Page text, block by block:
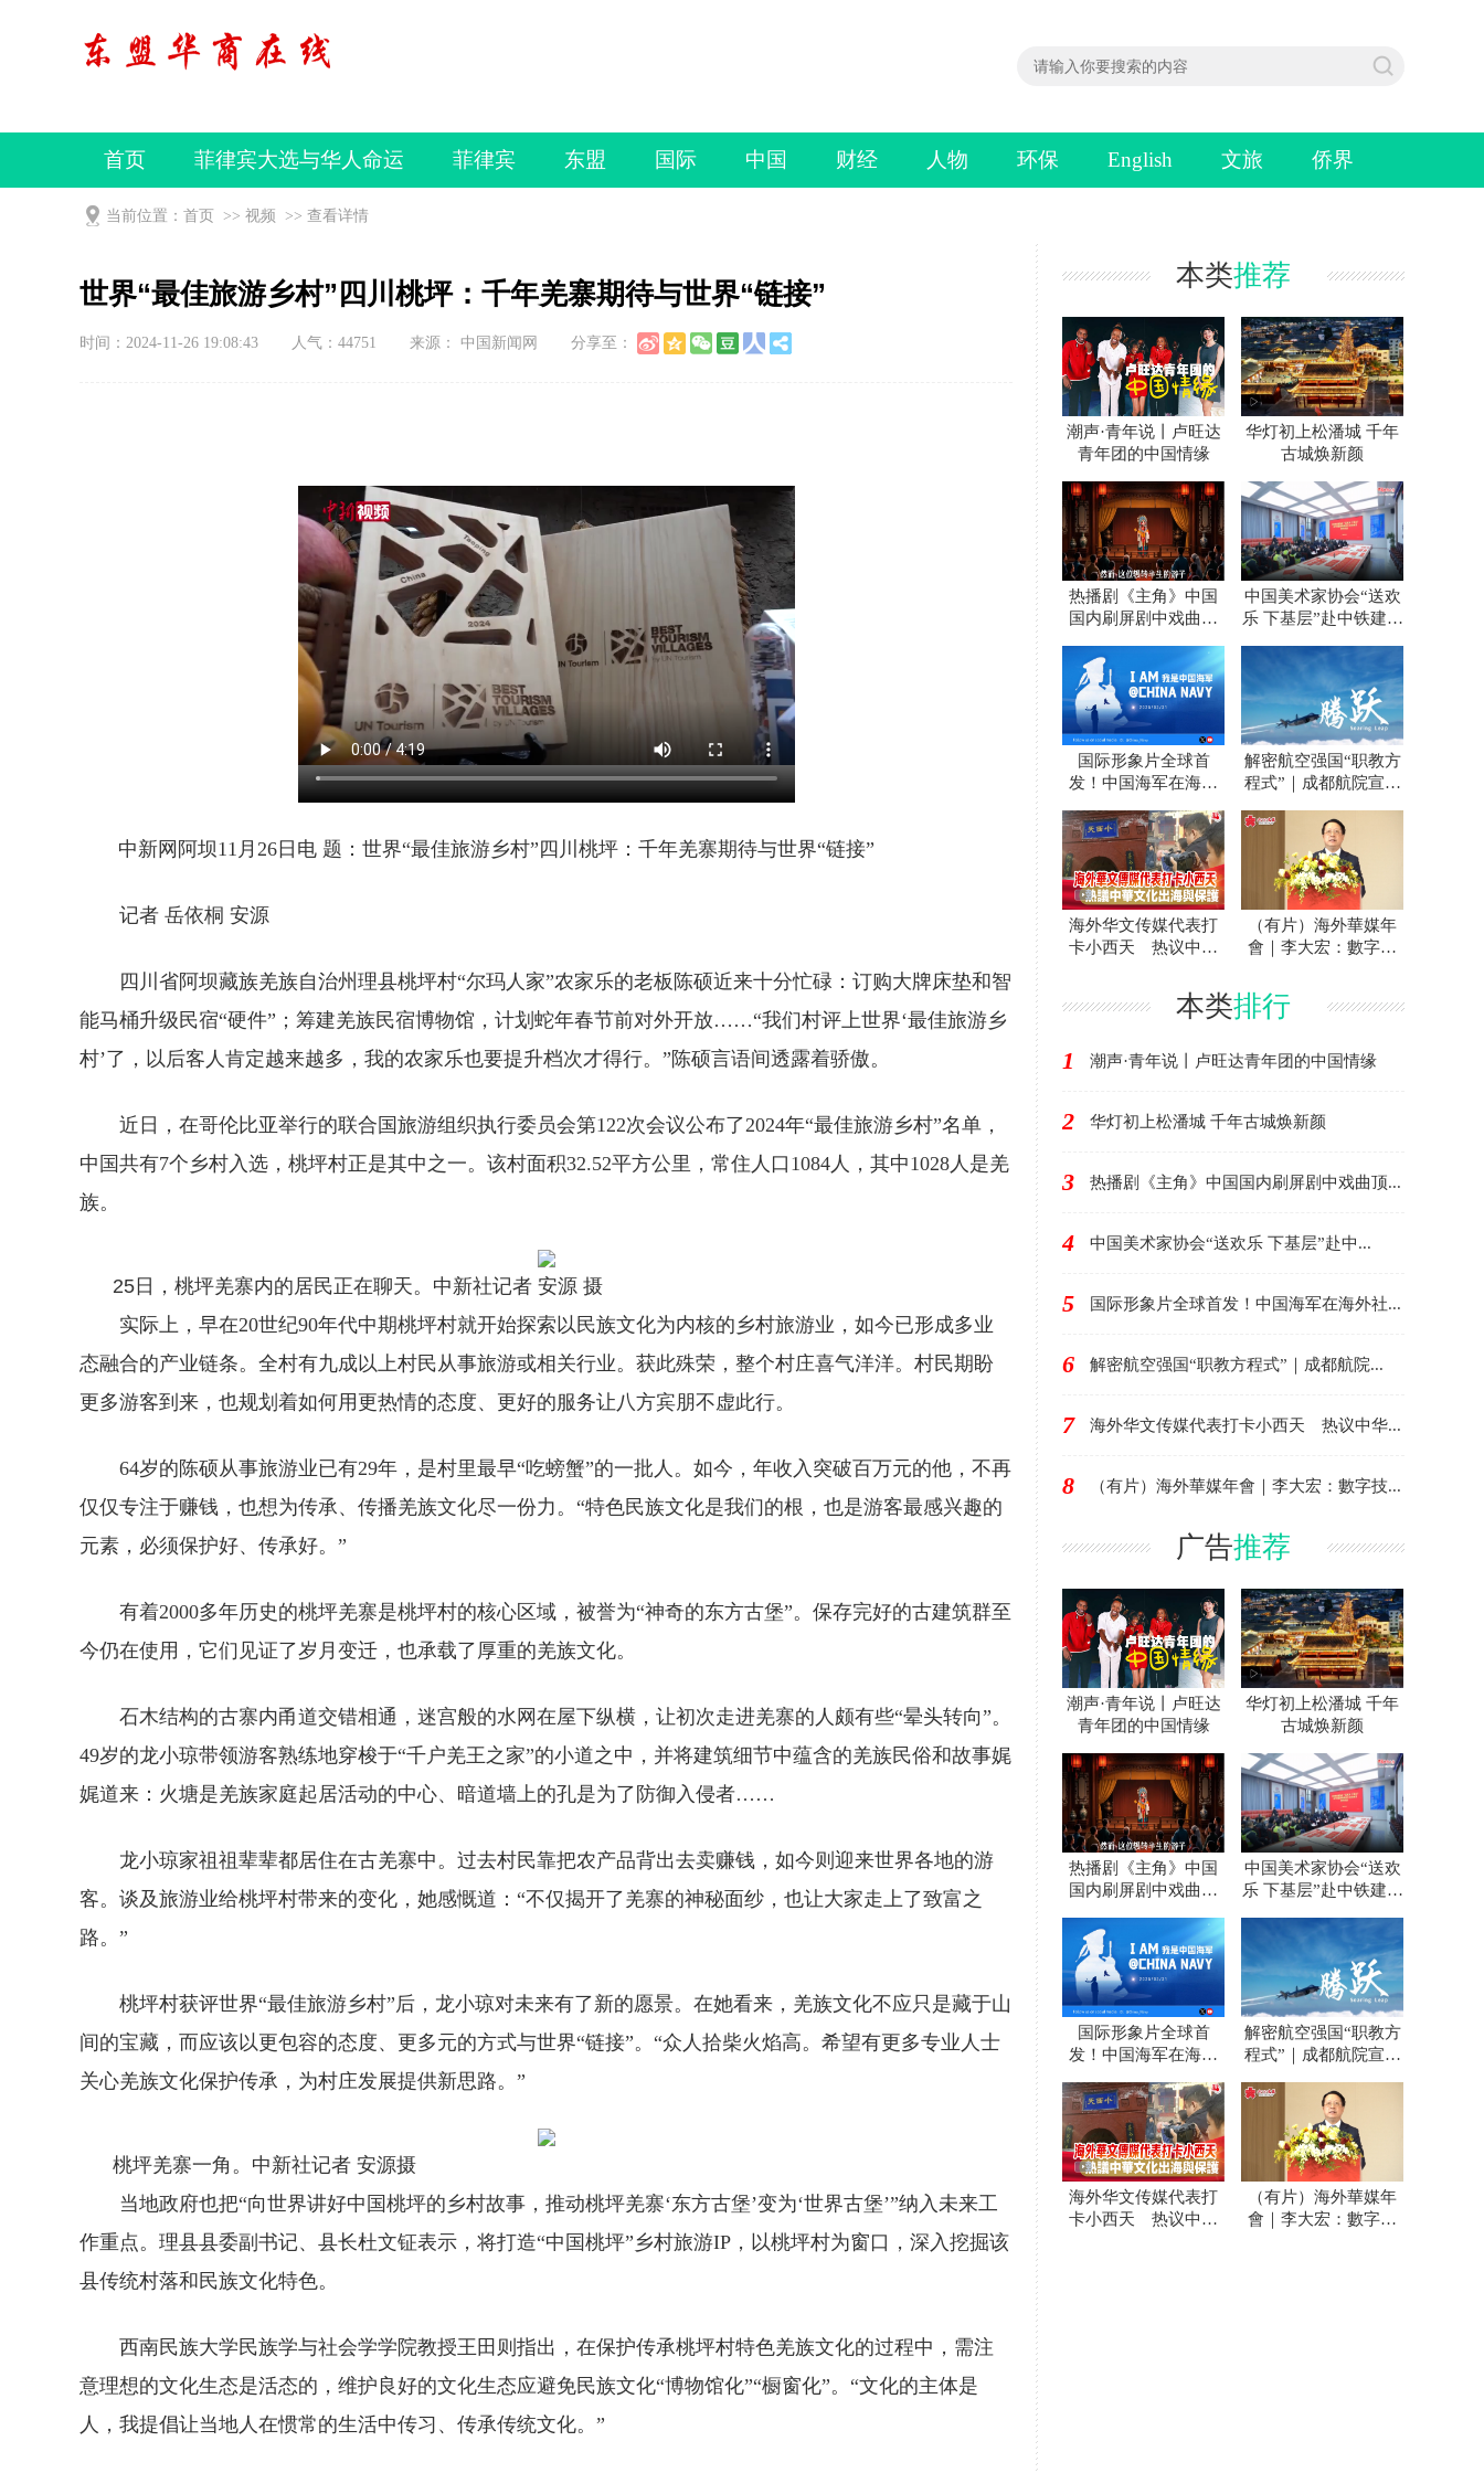
首页 菲律宾大选与华人命运 菲律宾 东盟 国际 中国 财经 人物 环保 English 文旅 侨界
视频
当前位置： 首页 >> 视频 >> 查看详情
世界“最佳旅游乡村”四川桃坪：千年羌寨期待与世界“链接”
时间：2024-11-26 19:08:43 人气： 44751 来源： 中国新闻网 分享至：
中新网阿坝11月26日电 题：世界“最佳旅游乡村”四川桃坪：千年羌寨期待与世界“链接”
记者 岳依桐 安源
四川省阿坝藏族羌族自治州理县桃坪村“尔玛人家”农家乐的老板陈硕近来十分忙碌：订购大牌床垫和智
能马桶升级民宿“硬件”；筹建羌族民宿博物馆，计划蛇年春节前对外开放……“我们村评上世界‘最佳旅游乡
村’了，以后客人肯定越来越多，我的农家乐也要提升档次才得行。”陈硕言语间透露着骄傲。
近日，在哥伦比亚举行的联合国旅游组织执行委员会第122次会议公布了2024年“最佳旅游乡村”名单，
中国共有7个乡村入选，桃坪村正是其中之一。该村面积32.52平方公里，常住人口1084人，其中1028人是羌
族。
25日，桃坪羌寨内的居民正在聊天。中新社记者 安源 摄
实际上，早在20世纪90年代中期桃坪村就开始探索以民族文化为内核的乡村旅游业，如今已形成多业
态融合的产业链条。全村有九成以上村民从事旅游或相关行业。获此殊荣，整个村庄喜气洋洋。村民期盼
更多游客到来，也规划着如何用更热情的态度、更好的服务让八方宾朋不虚此行。
64岁的陈硕从事旅游业已有29年，是村里最早“吃螃蟹”的一批人。如今，年收入突破百万元的他，不再
仅仅专注于赚钱，也想为传承、传播羌族文化尽一份力。“特色民族文化是我们的根，也是游客最感兴趣的
元素，必须保护好、传承好。”
有着2000多年历史的桃坪羌寨是桃坪村的核心区域，被誉为“神奇的东方古堡”。保存完好的古建筑群至
今仍在使用，它们见证了岁月变迁，也承载了厚重的羌族文化。
石木结构的古寨内甬道交错相通，迷宫般的水网在屋下纵横，让初次走进羌寨的人颇有些“晕头转向”。
49岁的龙小琼带领游客熟练地穿梭于“千户羌王之家”的小道之中，并将建筑细节中蕴含的羌族民俗和故事娓
娓道来：火塘是羌族家庭起居活动的中心、暗道墙上的孔是为了防御入侵者……
龙小琼家祖祖辈辈都居住在古羌寨中。过去村民靠把农产品背出去卖赚钱，如今则迎来世界各地的游
客。谈及旅游业给桃坪村带来的变化，她感慨道：“不仅揭开了羌寨的神秘面纱，也让大家走上了致富之
路。”
桃坪村获评世界“最佳旅游乡村”后，龙小琼对未来有了新的愿景。在她看来，羌族文化不应只是藏于山
间的宝藏，而应该以更包容的态度、更多元的方式与世界“链接”。“众人拾柴火焰高。希望有更多专业人士
关心羌族文化保护传承，为村庄发展提供新思路。”
桃坪羌寨一角。中新社记者 安源摄
当地政府也把“向世界讲好中国桃坪的乡村故事，推动桃坪羌寨‘东方古堡’变为‘世界古堡’”纳入未来工
作重点。理县县委副书记、县长杜文钲表示，将打造“中国桃坪”乡村旅游IP，以桃坪村为窗口，深入挖掘该
县传统村落和民族文化特色。
西南民族大学民族学与社会学学院教授王田则指出，在保护传承桃坪村特色羌族文化的过程中，需注
意理想的文化生态是活态的，维护良好的文化生态应避免民族文化“博物馆化”“橱窗化”。“文化的主体是
人，我提倡让当地人在惯常的生活中传习、传承传统文化。”
本类推荐
潮声·青年说丨卢旺达
青年团的中国情缘
华灯初上松潘城 千年
古城焕新颜
热播剧《主角》中国
国内刷屏剧中戏曲顶
中国美术家协会“送欢
乐 下基层”赴中铁建设
展慰问活动
国际形象片全球首
发！中国海军在海外
友：海浪守护者
解密航空强国“职教方
程式”｜成都航院宣传
海外华文传媒代表打
卡小西天 热议中华
（有片）海外華媒年
會｜李大宏：數字技
現代化故事
本类排行
1 潮声·青年说丨卢旺达青年团的中国情缘
2 华灯初上松潘城 千年古城焕新颜
3 热播剧《主角》中国国内刷屏剧中戏曲顶...
4 中国美术家协会“送欢乐 下基层”赴中...
5 国际形象片全球首发！中国海军在海外社...
6 解密航空强国“职教方程式”｜成都航院...
7 海外华文传媒代表打卡小西天 热议中华...
8 （有片）海外華媒年會｜李大宏：數字技...
广告推荐
潮声·青年说丨卢旺达
青年团的中国情缘
华灯初上松潘城 千年
古城焕新颜
热播剧《主角》中国
国内刷屏剧中戏曲顶
中国美术家协会“送欢
乐 下基层”赴中铁建设
展慰问活动
国际形象片全球首
发！中国海军在海外
友：海浪守护者
解密航空强国“职教方
程式”｜成都航院宣传
海外华文传媒代表打
卡小西天 热议中华
（有片）海外華媒年
會｜李大宏：數字技